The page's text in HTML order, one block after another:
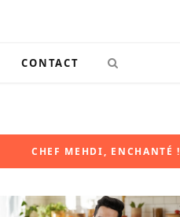
CONTACT
CHEF MEHDI, ENCHANTÉ !